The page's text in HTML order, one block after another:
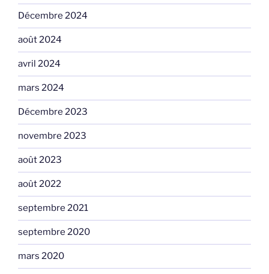
Décembre 2024
août 2024
avril 2024
mars 2024
Décembre 2023
novembre 2023
août 2023
août 2022
septembre 2021
septembre 2020
mars 2020